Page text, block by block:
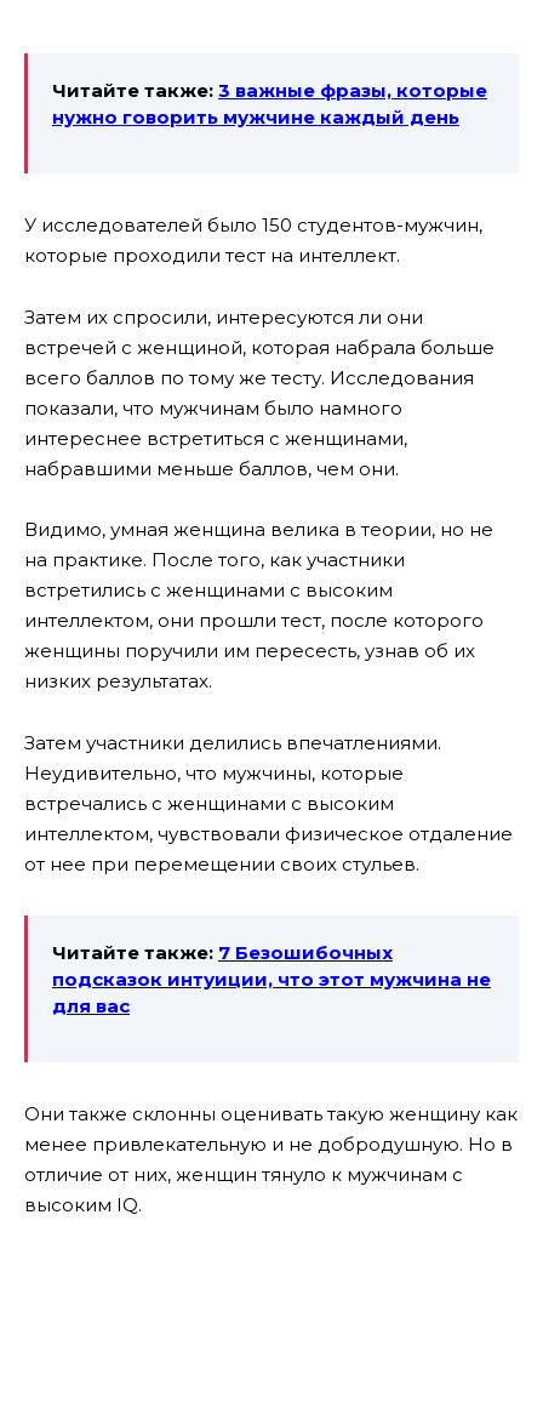
Читайте также: 3 важные фразы, которые
нужно говорить мужчине каждый день
У исследователей было 150 студентов-мужчин,
которые проходили тест на интеллект.
Затем их спросили, интересуются ли они
встречей с женщиной, которая набрала больше
всего баллов по тому же тесту. Исследования
показали, что мужчинам было намного
интереснее встретиться с женщинами,
набравшими меньше баллов, чем они.
Видимо, умная женщина велика в теории, но не
на практике. После того, как участники
встретились с женщинами с высоким
интеллектом, они прошли тест, после которого
женщины поручили им пересесть, узнав об их
низких результатах.
Затем участники делились впечатлениями.
Неудивительно, что мужчины, которые
встречались с женщинами с высоким
интеллектом, чувствовали физическое отдаление
от нее при перемещении своих стульев.
Читайте также: 7 Безошибочных
подсказок интуиции, что этот мужчина не
для вас
Они также склонны оценивать такую ​​женщину как
менее привлекательную и не добродушную. Но в
отличие от них, женщин тянуло к мужчинам с
высоким IQ.